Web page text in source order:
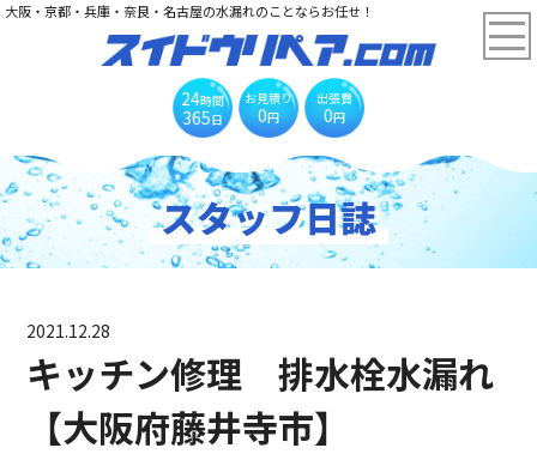
大阪・京都・兵庫・奈良・名古屋の水漏れのことならお任せ！
24時間
365日
お見積り
0円
出張費
0円
スタッフ日誌
2021.12.28
キッチン修理 排水栓水漏れ
【大阪府藤井寺市】